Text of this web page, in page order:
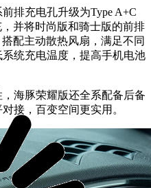
排充电孔升级为Type A+C
并将时尚版和骑士版的前排
配主动散热风扇，满足不同
统充电温度，提高手机电池
海豚荣耀版还全系配备后备
接，百变空间更实用。